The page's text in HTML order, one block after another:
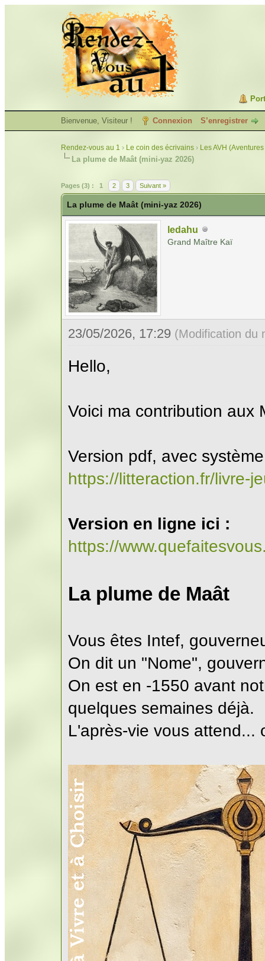
Bienvenue, Visiteur ! Connexion S’enregistrer
Rendez-vous au 1 › Le coin des écrivains › Les AVH
La plume de Maât (mini-yaz 2026)
Pages (3) : 1 2 3 Suivant »
La plume de Maât (mini-yaz 2026)
ledahu
Grand Maître Kaï
23/05/2026, 17:29 (Modification du
Hello,
Voici ma contribution aux
Version pdf, avec
https://litteraction.fr/livre-
Version en ligne ici :
https://
La plume de Maât
Vous êtes Intef,
On dit un "Nome",
On est en -1550 avant
quelques semaines déjà.
L'après-vie vous attend...